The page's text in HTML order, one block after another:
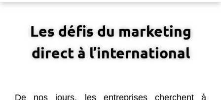
Les défis du marketing
direct à l’international
De nos jours, les entreprises cherchent à